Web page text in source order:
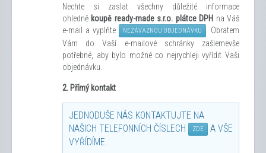
Nechte si zaslat všechny důležité informace
ohledně koupě ready-made s.r.o. plátce DPH na Váš
e-mail a vyplňte
NEZÁVAZNOU OBJEDNÁVKU
. Obratem
Vám do Vaší e-mailové schránky zašlemevše
potřebné, aby bylo možné co nejrychleji vyřídit Vaši
objednávku.
2. Přímý kontakt
JEDNODUŠE NÁS KONTAKTUJTE NA
NAŠICH TELEFONNÍCH ČÍSLECH
ZDE
A VŠE
VYŘÍDÍME.